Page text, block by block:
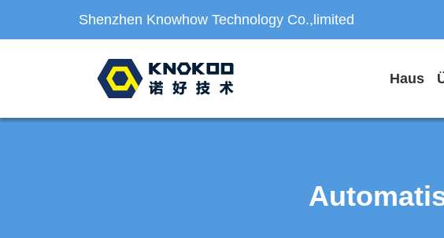
Shenzhen Knowhow Technology Co.,limited
Haus